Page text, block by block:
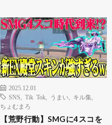
2025.12.01
SNS
Tik Tok うまい キル集
ちょむまろ
【荒野行動】SMGに4スコを